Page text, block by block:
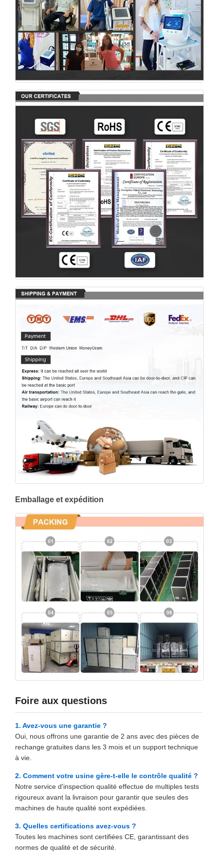
Emballage et expédition
Foire aux questions
1. Avez-vous une garantie ?
Oui, nous offrons une garantie de 2 ans avec des pièces de
rechange gratuites dans les 3 mois et un support technique
à vie.
2. Comment votre usine gère-t-elle le contrôle qualité ?
Notre service d'inspection qualité effectue de multiples tests
rigoureux avant la livraison pour garantir que seules des
machines de haute qualité sont expédiées.
3. Quelles certifications avez-vous ?
Toutes les machines sont certifiées CE, garantissant des
normes de qualité et de sécurité.